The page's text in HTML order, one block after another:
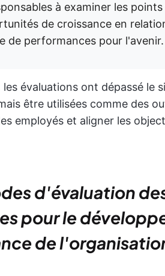
à examiner les
de croissance en
de performances pour l'avenir.
évaluations ont dépassé le
être utilisées comme des
employés et aligner les
d'évaluation
pour le
de